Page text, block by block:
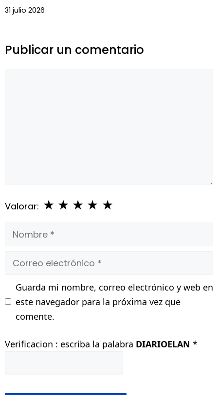
31 julio 2026
Publicar un comentario
Valorar: ★
★
★
★
★
Nombre
Correo
Guarda mi nombre, correo electrónico y web en
este navegador para la próxima vez que
comente.
Verificacion : escriba la palabra DIARIOELAN *